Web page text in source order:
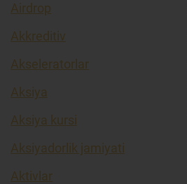
Airdrop
Akkreditiv
Akseleratorlar
Aksiya
Aksiya kursi
Aksiyadorlik jamiyati
Aktivlar